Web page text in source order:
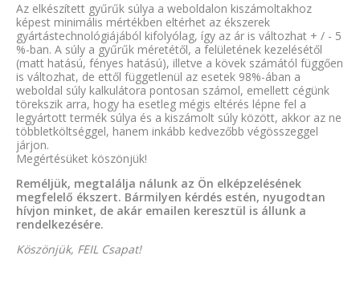
Az elkészített gyűrűk súlya a weboldalon kiszámoltakhoz
képest minimális mértékben eltérhet az ékszerek
gyártástechnológiájából kifolyólag, így az ár is változhat + / - 5
%-ban. A súly a gyűrűk méretétől, a felületének kezelésétől
(matt hatású, fényes hatású), illetve a kövek számától függően
is változhat, de ettől függetlenül az esetek 98%-ában a
weboldal súly kalkulátora pontosan számol, emellett cégünk
törekszik arra, hogy ha esetleg mégis eltérés lépne fel a
legyártott termék súlya és a kiszámolt súly között, akkor az ne
többletköltséggel, hanem inkább kedvezőbb végösszeggel
járjon.
Megértésüket köszönjük!
Reméljük, megtalálja nálunk az Ön elképzelésének
megfelelő ékszert. Bármilyen kérdés estén, nyugodtan
hívjon minket, de akár emailen keresztül is állunk a
rendelkezésére.
Köszönjük, FEIL Csapat!